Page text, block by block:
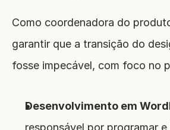
Como coordenadora do
garantir que a transição do
fosse impecável, com foco no
Desenvolvimento em
responsável por programar